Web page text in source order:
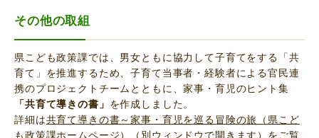
その他の取組
県こども政策課では、男女ともに協力して子育てをする「共
育て」を推進するため、子育て当事者・経験者による官民連
携のプロジェクトチームとともに、家事・育児のヒント集
「共育て導きの書」 を作成しました。
詳細は共育て導きの書～家事・育児を巡る冒険の旅（県こど
も政策課ホームページ）（別ウィンドウで開きます） をご覧